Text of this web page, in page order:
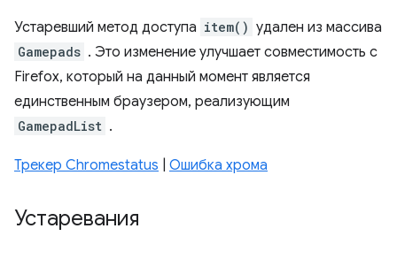
Устаревший метод доступа item() удален из массива
Gamepads . Это изменение улучшает совместимость с
Firefox, который на данный момент является
единственным браузером, реализующим
GamepadList .
Трекер Chromestatus Ошибка хрома
Устаревания